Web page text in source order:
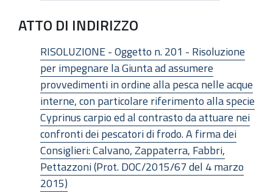
ATTO DI INDIRIZZO
RISOLUZIONE - Oggetto n. 201 - Risoluzione
per impegnare la Giunta ad assumere
provvedimenti in ordine alla pesca nelle acque
interne, con particolare riferimento alla specie
Cyprinus carpio ed al contrasto da attuare nei
confronti dei pescatori di frodo. A firma dei
Consiglieri: Calvano, Zappaterra, Fabbri,
Pettazzoni (Prot. DOC/2015/67 del 4 marzo
2015)